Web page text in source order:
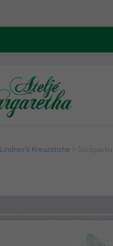
Lindner's Kreuzstiche >